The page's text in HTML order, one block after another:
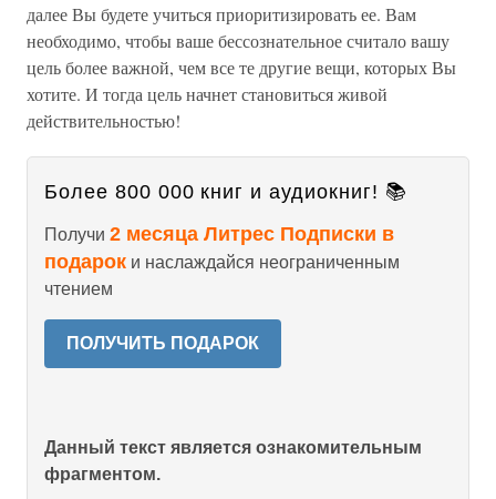
далее Вы будете учиться приоритизировать ее. Вам
необходимо, чтобы ваше бессознательное считало вашу
цель более важной, чем все те другие вещи, которых Вы
хотите. И тогда цель начнет становиться живой
действительностью!
Более 800 000 книг и аудиокниг! 📚
Получи 2 месяца Литрес Подписки в
подарок и наслаждайся неограниченным
чтением
ПОЛУЧИТЬ ПОДАРОК
Данный текст является ознакомительным
фрагментом.